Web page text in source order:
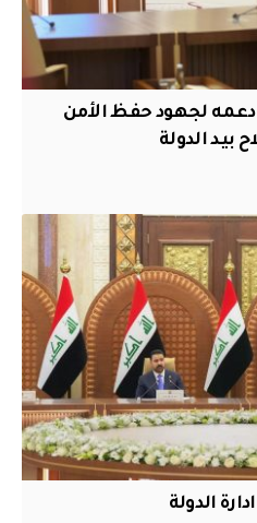
دعمه لجهود حفظ الأمن
بيد الدولة
الدولة